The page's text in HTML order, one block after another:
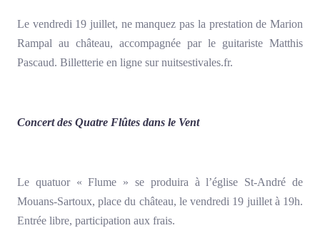
Le vendredi 19 juillet, ne manquez pas la prestation de Marion
Rampal au château, accompagnée par le guitariste Matthis
Pascaud. Billetterie en ligne sur nuitsestivales.fr.
Concert des Quatre Flûtes dans le Vent
Le quatuor « Flume » se produira à l’église St-André de
Mouans-Sartoux, place du château, le vendredi 19 juillet à 19h.
Entrée libre, participation aux frais.